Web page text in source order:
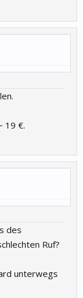
19 €.
des
Ruf?
unterwegs